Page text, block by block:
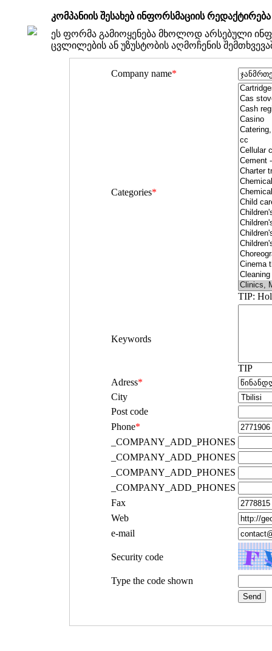
კომპანიის შესახებ ინფორსმაციის რედაქტირება
ეს ფორმა გამიოყენება მხოლოდ არსებული
ცვლილების ან უზუსტობის აღმოჩენის
Company name*
Categories*
TIP:
Keywords
TIP
Adress*
City
Post code
Phone*
_COMPANY_ADD_PHONES
_COMPANY_ADD_PHONES
_COMPANY_ADD_PHONES
_COMPANY_ADD_PHONES
Fax
Web
e-mail
Security code
Type the code shown